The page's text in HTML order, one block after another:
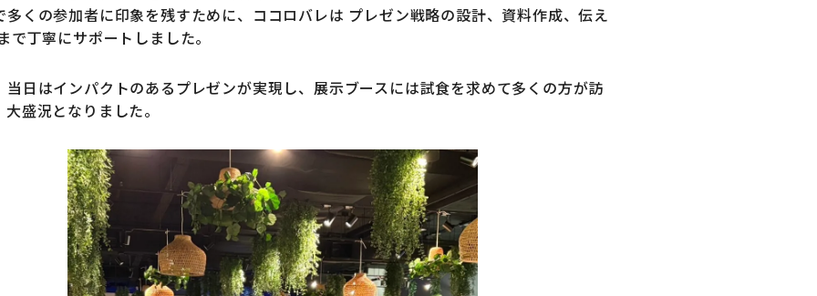
多くの参加者に印象を残すために、ココロバレは プレゼン戦略の設計、資料作成、伝え
で丁寧にサポートしました。
当日はインパクトのあるプレゼンが実現し、展示ブースには試食を求めて多くの方が訪
盛況となりました。